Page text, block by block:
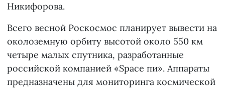
Никифорова.
Всего весной Роскосмос планирует вывести на
околоземную орбиту высотой около 550 км
четыре малых спутника, разработанные
российской компанией «Space пи». Аппараты
предназначены для мониторинга космической